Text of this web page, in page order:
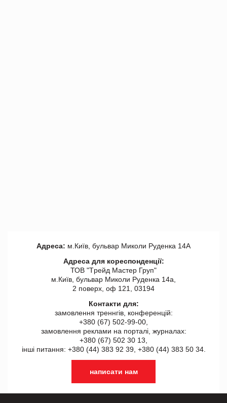
Адреса: м.Київ, бульвар Миколи Руденка 14А
Адреса для кореспонденції:
ТОВ "Tрейд Мастер Груп"
м.Київ, бульвар Миколи Руденка 14а,
2 поверх, оф 121, 03194
Контакти для:
замовлення треннгів, конференцій:
+380 (67) 502-99-00,
замовлення реклами на порталі, журналах:
+380 (67) 502 30 13,
інші питання: +380 (44) 383 92 39, +380 (44) 383 50 34.
написати нам